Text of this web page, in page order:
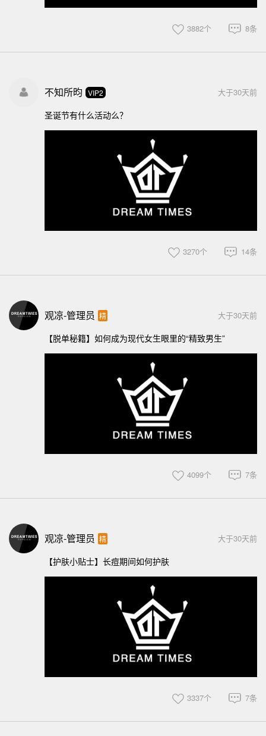
8条
3882个
不知所昀 VIP2 大于30天前
圣诞节有什么活动么？
14条
3270个
观凉-管理员 精 大于30天前
【脱单秘籍】如何成为现代女生眼里的“精致男生”
7条
4099个
观凉-管理员 精 大于30天前
【护肤小贴士】长痘期间如何护肤
7条
3337个